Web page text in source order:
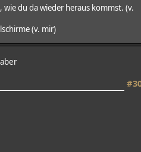
wie du da wieder heraus kommst. (v.
(v. mir)